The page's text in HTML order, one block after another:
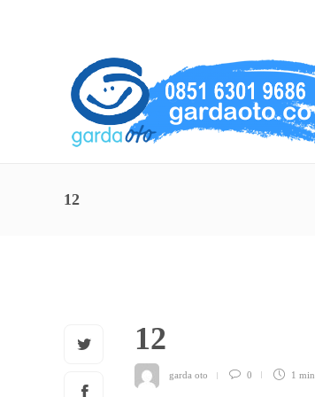
12
12
garda oto 0 1 min